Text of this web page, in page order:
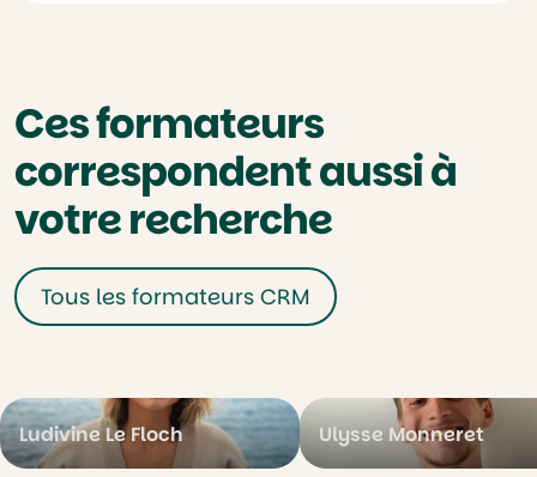
Ces formateurs
correspondent aussi à
votre recherche
Tous les formateurs CRM
Ludivine Le Floch Ulysse Monneret